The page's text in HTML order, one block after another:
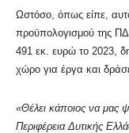
Ωστόσο, όπως είπε,
προϋπολογισμού της
491 εκ. ευρώ το 2023,
χώρο για έργα και
«Θέλει κάποιος να μας
Περιφέρεια Δυτικής